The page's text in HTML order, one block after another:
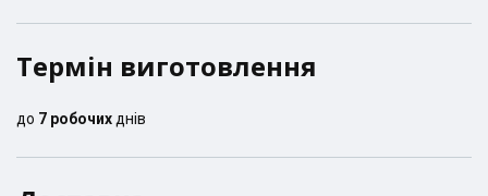
Термін виготовлення
до 7 робочих днів